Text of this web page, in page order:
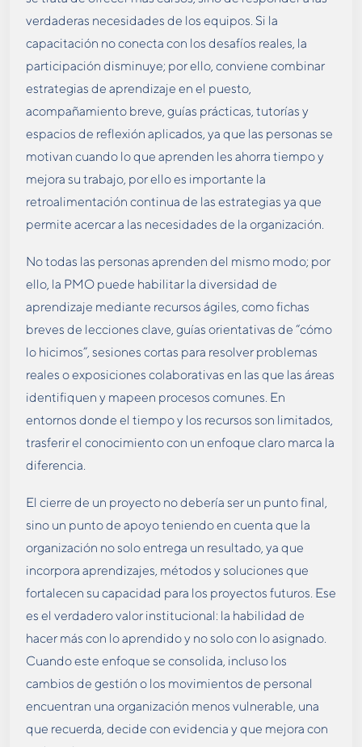
verdaderas necesidades de los equipos. Si la
capacitación no conecta con los desafíos reales, la
participación disminuye; por ello, conviene combinar
estrategias de aprendizaje en el puesto,
acompañamiento breve, guías prácticas, tutorías y
espacios de reflexión aplicados, ya que las personas se
motivan cuando lo que aprenden les ahorra tiempo y
mejora su trabajo, por ello es importante la
retroalimentación continua de las estrategias ya que
permite acercar a las necesidades de la organización.
No todas las personas aprenden del mismo modo; por
ello, la PMO puede habilitar la diversidad de
aprendizaje mediante recursos ágiles, como fichas
breves de lecciones clave, guías orientativas de “cómo
lo hicimos”, sesiones cortas para resolver problemas
reales o exposiciones colaborativas en las que las áreas
identifiquen y mapeen procesos comunes. En
entornos donde el tiempo y los recursos son limitados,
trasferir el conocimiento con un enfoque claro marca la
diferencia.
El cierre de un proyecto no debería ser un punto final,
sino un punto de apoyo teniendo en cuenta que la
organización no solo entrega un resultado, ya que
incorpora aprendizajes, métodos y soluciones que
fortalecen su capacidad para los proyectos futuros. Ese
es el verdadero valor institucional: la habilidad de
hacer más con lo aprendido y no solo con lo asignado.
Cuando este enfoque se consolida, incluso los
cambios de gestión o los movimientos de personal
encuentran una organización menos vulnerable, una
que recuerda, decide con evidencia y que mejora con